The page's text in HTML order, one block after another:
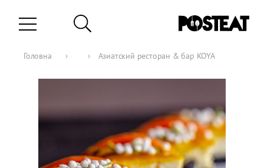
Головна › › Азиатский ресторан & бар KOYA